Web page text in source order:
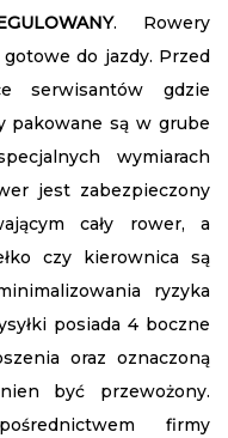
.
Rowery
gotowe do jazdy. Przed
serwisantów gdzie
pakowane są w grube
wymiarach
jest zabezpieczony
cały rower, a
czy kierownica są
ryzyka
posiada 4 boczne
oraz oznaczoną
być przewożony.
firmy